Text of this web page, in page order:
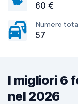
60 €
Numero
57
I migliori 6
nel 2026